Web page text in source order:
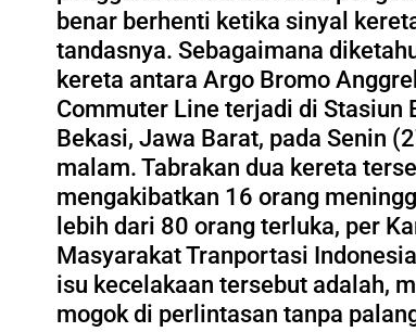
benar berhenti ketika sinyal
tandasnya. Sebagaimana
kereta antara Argo Bromo
Commuter Line terjadi di Stasiun
Bekasi, Jawa Barat, pada Senin
malam. Tabrakan dua kereta
mengakibatkan 16 orang
lebih dari 80 orang terluka, per
Masyarakat Tranportasi
isu kecelakaan tersebut adalah,
mogok di perlintasan tanpa